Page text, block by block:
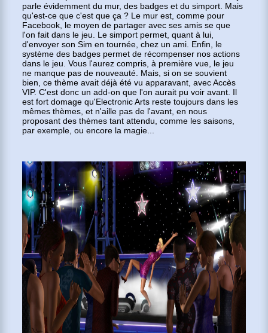
parle évidemment du mur, des badges et du simport. Mais
qu'est-ce que c'est que ça ? Le mur est, comme pour
Facebook, le moyen de partager avec ses amis se que
l'on fait dans le jeu. Le simport permet, quant à lui,
d'envoyer son Sim en tournée, chez un ami. Enfin, le
système des badges permet de récompenser nos actions
dans le jeu. Vous l'aurez compris, à première vue, le jeu
ne manque pas de nouveauté. Mais, si on se souvient
bien, ce thème avait déjà été vu apparavant, avec Accès
VIP. C'est donc un add-on que l'on aurait pu voir avant. Il
est fort domage qu'Electronic Arts reste toujours dans les
mêmes thèmes, et n'aille pas de l'avant, en nous
proposant des thèmes tant attendu, comme les saisons,
par exemple, ou encore la magie...